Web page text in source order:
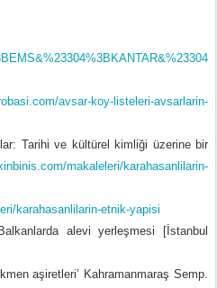
avsar-koy-listeleri-avsarlarin-
Tarihi ve kültürel kimliği üzerine bir
makaleleri/karahasanlilarin-
karahasanlilarin-etnik-yapisi
alevi yerleşmesi [İstanbul
aşiretleri’ Kahramanmaraş Semp.